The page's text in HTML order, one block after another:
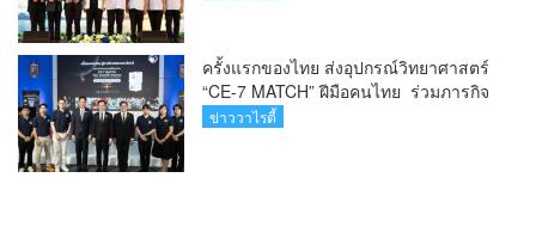
ครั้งแรกของไทย ส่งอุปกรณ์วิทยาศาสตร์
“CE-7 MATCH” ฝีมือคนไทย ร่วมภารกิจ
สำรวจดวงจันทร์ 24 สิงหาคมนี้
ข่าววาไรตี้